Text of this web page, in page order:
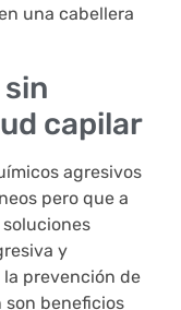
una cabellera
capilar
agresivos
pero que a
y
prevención de
son beneficios